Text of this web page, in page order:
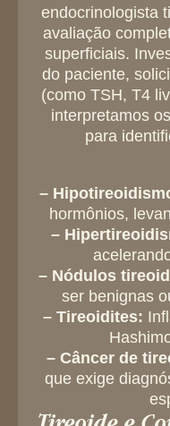
endocrinologista
avaliação
superficiais.
do paciente,
(como TSH, T4
interpretamos
para
–
hormônios,
–
– Nódulos
ser benignas
– Tireoidites:
– Câncer de
que exige